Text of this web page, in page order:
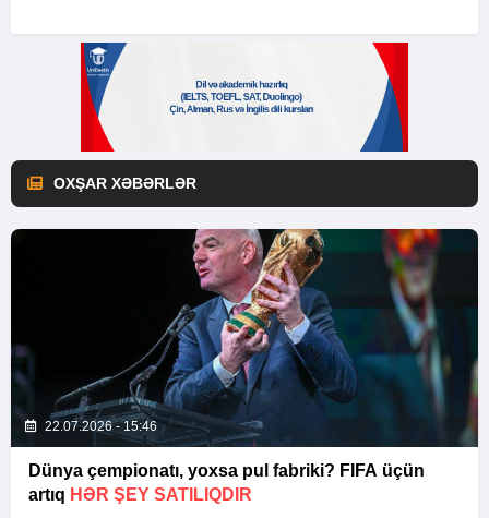
OXŞAR XƏBƏRLƏR
22.07.2026 - 15:46
Dünya çempionatı, yoxsa pul fabriki? FIFA üçün
artıq HƏR ŞEY SATILIQDIR